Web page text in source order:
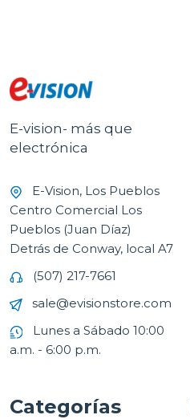
E-vision- más que
electrónica
E-Vision, Los Pueblos
Centro Comercial Los
Pueblos (Juan Díaz)
Detrás de Conway, local A7
(507) 217-7661
sale@evisionstore.com
Lunes a Sábado 10:00
a.m. - 6:00 p.m.
Categorías